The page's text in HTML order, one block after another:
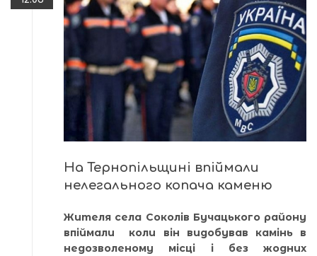
На Тернопільщині впіймали
нелегального копача каменю
Жителя села Соколів Бучацького району
впіймали коли він видобував камінь в
недозволеному місці і без жодних